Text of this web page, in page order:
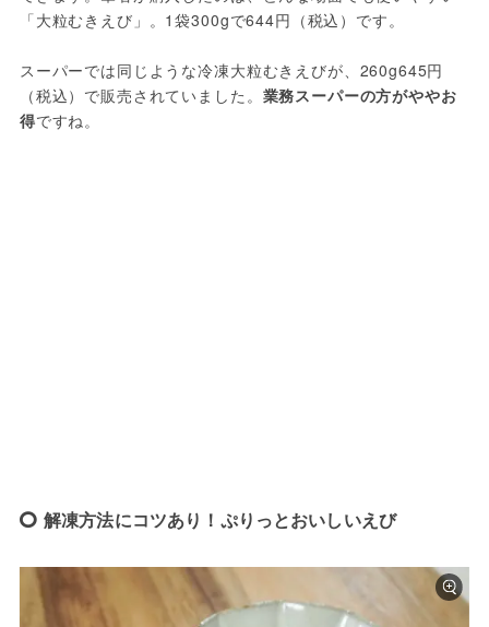
「大粒むきえび」。1袋300gで644円（税込）です。
スーパーでは同じような冷凍大粒むきえびが、260g645円
（税込）で販売されていました。 業務スーパーの方がややお
得ですね。
解凍方法にコツあり！ぷりっとおいしいえび